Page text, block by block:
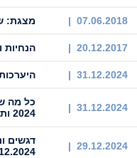
07.06.2018 | מצגת:
20.12.2017 | הנחיות
31.12.2024 | היערכות
31.12.2024 |
כל מה
2024 ותכנוני מס לשנת המס 2025
29.12.2024 |
דגשים